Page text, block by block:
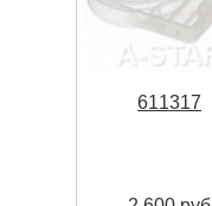
611317